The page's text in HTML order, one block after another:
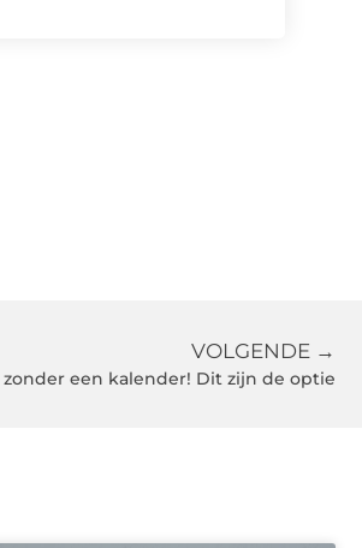
VOLGENDE →
een kalender! Dit zijn de optie